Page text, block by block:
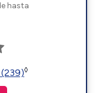
hasta
◊